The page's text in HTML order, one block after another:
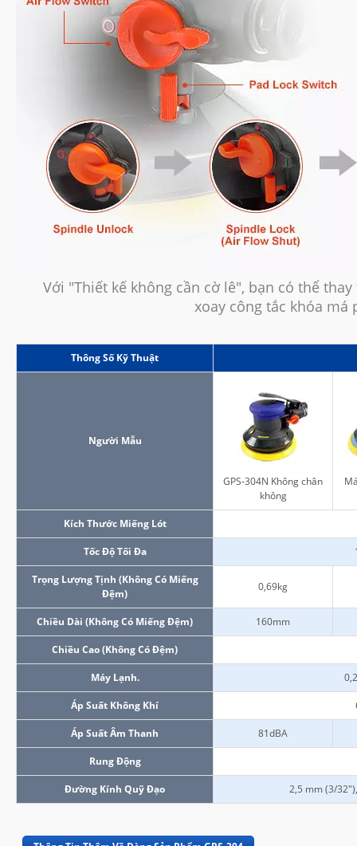
Với "Thiết kế không cần cờ lê", bạn có thể
xoay công tắc khóa má
Thông Số Kỹ Thuật
Người Mẫu
GPS-304N Không chân
không
Kích Thước Miếng Lót
Tốc Độ Tối Đa
Trọng Lượng Tịnh (không Có Miếng
Đệm)
0,69kg
Chiều Dài (không Có Miếng Đệm) 160mm
Chiều Cao (không Có Đệm)
Máy Lạnh.
Áp Suất Không Khí
Áp Suất Âm Thanh 81dBA
Rung Động
Đường Kính Quỹ Đạo 2,5 mm (3/